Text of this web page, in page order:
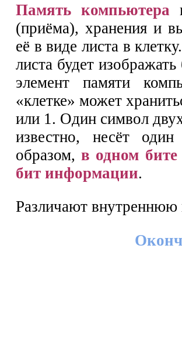
Память компьютера
(приёма), хранения и
её в виде листа в
листа будет
элемент памяти
«клетке» может
или 1. Один символ
известно, несёт
образом,в одном
бит информации.
Различают